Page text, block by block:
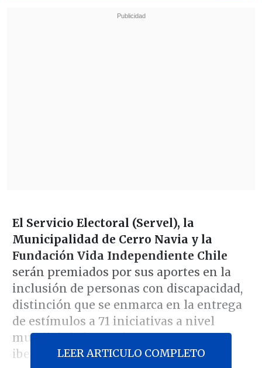
El Servicio Electoral (Servel), la
Municipalidad de Cerro Navia y la
Fundación Vida Independiente Chile
serán premiados por sus aportes en la
inclusión de personas con discapacidad,
distinción que se enmarca en la entrega
de estímulos a 71 iniciativas a nivel
mundial, de las cuales 10 son
iberoamericanas.
LEER ARTICULO COMPLETO